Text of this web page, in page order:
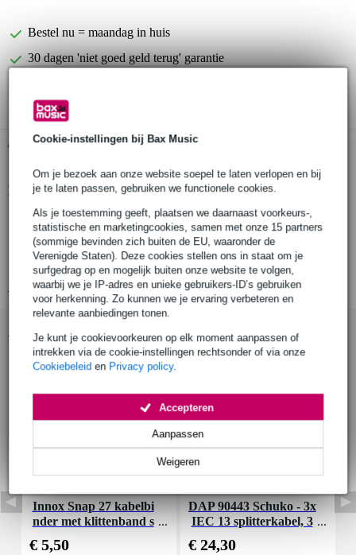
Cookie-instellingen bij Bax Music
Om je bezoek aan onze website soepel te laten verlopen en bij
je te laten passen, gebruiken we functionele cookies.
Als je toestemming geeft, plaatsen we daarnaast voorkeurs-,
statistische en marketingcookies, samen met onze 15 partners
(sommige bevinden zich buiten de EU, waaronder de
Verenigde Staten). Deze cookies stellen ons in staat om je
surfgedrag op en mogelijk buiten onze website te volgen,
waarbij we je IP-adres en unieke gebruikers-ID’s gebruiken
voor herkenning. Zo kunnen we je ervaring verbeteren en
relevante aanbiedingen tonen.
Je kunt je cookievoorkeuren op elk moment aanpassen of
intrekken via de cookie-instellingen rechtsonder of via onze
Cookiebeleid en Privacy policy.
Weigeren
Aanpassen
Accepteren
Bestel nu = maandag in huis
30 dagen 'niet goed geld terug' garantie
Gratis ophalen in de winkel
Productinformatie
IEC verlengkabel
aansluitingen: IEC male, IEC female
kabellengte: 1.5 meter
Bekijk alle productspecificaties
Accessoires (4)
Innox Snap 27 kabelbi
nder met klittenband s
€ 5,50
DAP 90443 Schuko - 3x
IEC 13 splitterkabel, 3
€ 24,30